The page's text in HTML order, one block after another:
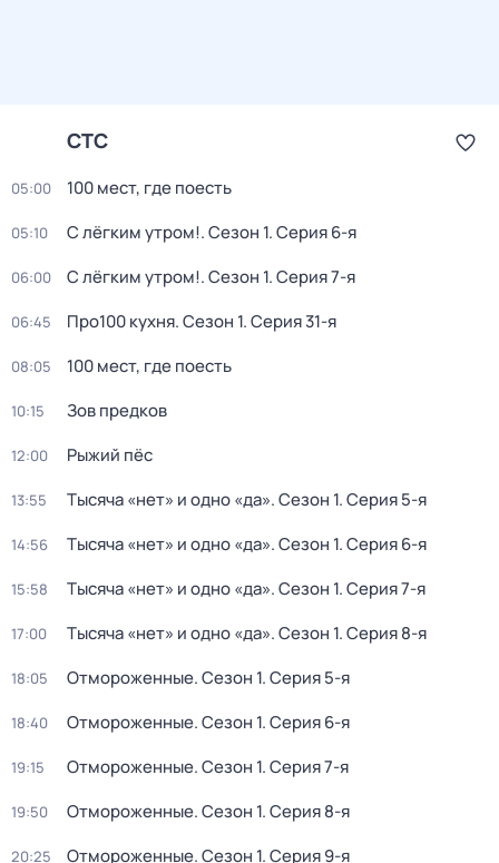
СТС
05:00 100 мест, где поесть
05:10 С лёгким утром!. Сезон 1. Серия 6-я
06:00 С лёгким утром!. Сезон 1. Серия 7-я
06:45 Про100 кухня. Сезон 1. Серия 31-я
08:05 100 мест, где поесть
10:15 Зов предков
12:00 Рыжий пёс
13:55 Тысяча «нет» и одно «да». Сезон 1. Серия 5-я
14:56 Тысяча «нет» и одно «да». Сезон 1. Серия 6-я
15:58 Тысяча «нет» и одно «да». Сезон 1. Серия 7-я
17:00 Тысяча «нет» и одно «да». Сезон 1. Серия 8-я
18:05 Отмороженные. Сезон 1. Серия 5-я
18:40 Отмороженные. Сезон 1. Серия 6-я
19:15 Отмороженные. Сезон 1. Серия 7-я
19:50 Отмороженные. Сезон 1. Серия 8-я
20:25 Отмороженные. Сезон 1. Серия 9-я